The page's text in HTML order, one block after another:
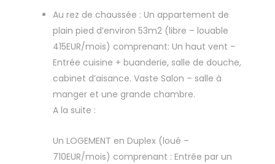
Au rez de chaussée : Un appartement de
plain pied d’environ 53m2 (libre – louable
415EUR/mois) comprenant: Un haut vent –
Entrée cuisine + buanderie, salle de douche,
cabinet d’aisance. Vaste Salon – salle à
manger et une grande chambre.
A la suite :
Un LOGEMENT en Duplex (loué –
710EUR/mois) comprenant : Entrée par un